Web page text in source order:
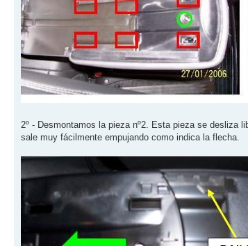
2º - Desmontamos la pieza nº2. Esta pieza se desliza
sale muy fácilmente empujando como indica la flecha.